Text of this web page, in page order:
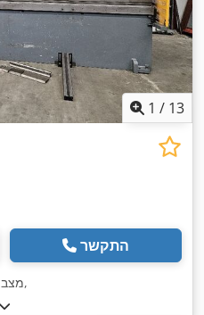
1 / 13
התקשר
,